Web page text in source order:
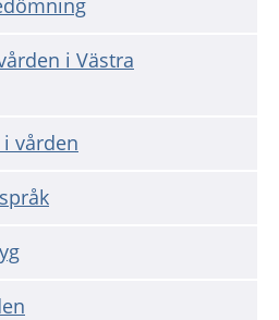
i Västra
vården